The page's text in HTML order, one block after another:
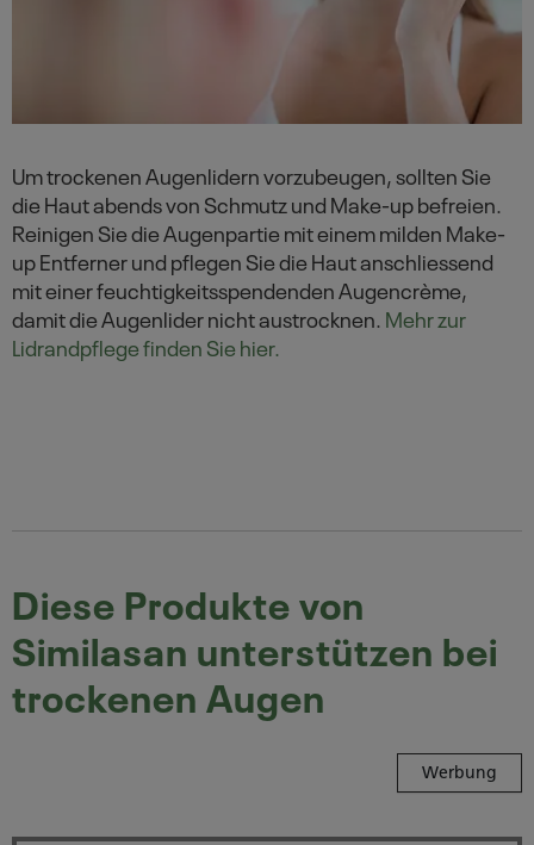
Um trockenen Augenlidern vorzubeugen, sollten Sie
die Haut abends von Schmutz und Make-up befreien.
Reinigen Sie die Augenpartie mit einem milden Make-
up Entferner und pflegen Sie die Haut anschliessend
mit einer feuchtigkeitsspendenden Augencrème,
damit die Augenlider nicht austrocknen. Mehr zur
Lidrandpflege finden Sie hier.
Diese Produkte von
Similasan unterstützen bei
trockenen Augen
Werbung